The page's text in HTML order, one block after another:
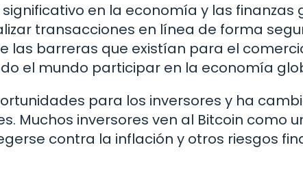
en la economía y las finanzas
transacciones en línea de forma
las barreras que existían para el
el mundo participar en la economía
para los inversores y ha
Muchos inversores ven al Bitcoin como
contra la inflación y otros riesgos